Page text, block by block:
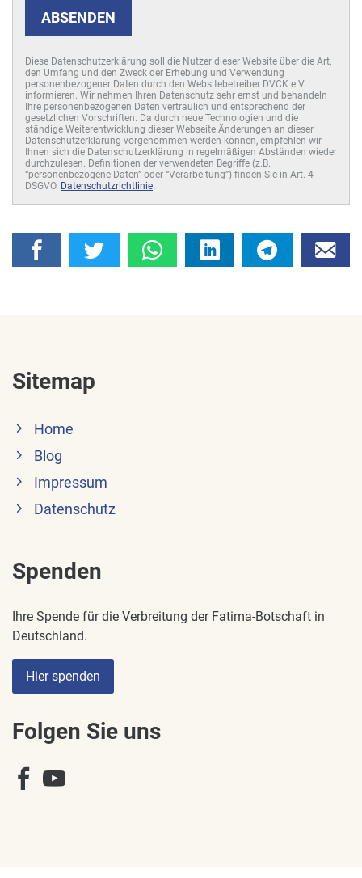
ABSENDEN
Diese Datenschutzerklärung soll die Nutzer dieser Website über die Art,
den Umfang und den Zweck der Erhebung und Verwendung
personenbezogener Daten durch den Websitebetreiber DVCK e.V.
informieren. Wir nehmen Ihren Datenschutz sehr ernst und behandeln
Ihre personenbezogenen Daten vertraulich und entsprechend der
gesetzlichen Vorschriften. Da durch neue Technologien und die
ständige Weiterentwicklung dieser Webseite Änderungen an dieser
Datenschutzerklärung vorgenommen werden können, empfehlen wir
Ihnen sich die Datenschutzerklärung in regelmäßigen Abständen wieder
durchzulesen. Definitionen der verwendeten Begriffe (z.B.
“personenbezogene Daten” oder “Verarbeitung”) finden Sie in Art. 4
DSGVO. Datenschutzrichtlinie
Sitemap
Home
Blog
Impressum
Datenschutz
Spenden
Ihre Spende für die Verbreitung der Fatima-Botschaft in
Deutschland.
Hier spenden
Folgen Sie uns